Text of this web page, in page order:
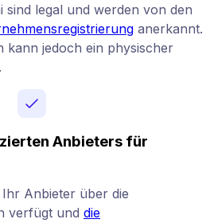
sind legal und werden von den
anerkannt.
kann jedoch ein physischer
Anbieters für
Anbieter über die
verfügt und die